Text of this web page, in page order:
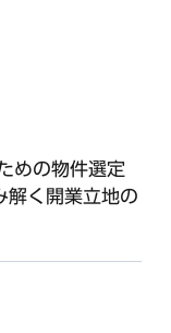
めの物件選定
く開業立地の